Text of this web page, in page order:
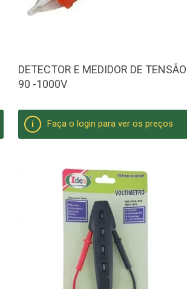
DETECTOR E MEDIDOR DE TENSÃO
90 -1000V
i Faça o login para ver os preços